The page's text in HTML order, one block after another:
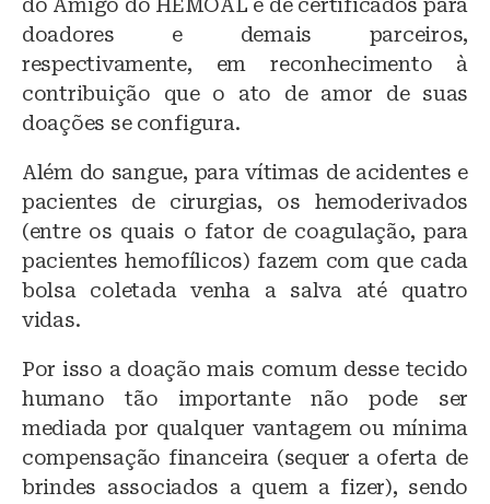
do Amigo do HEMOAL e de certificados para
doadores e demais parceiros,
respectivamente, em reconhecimento à
contribuição que o ato de amor de suas
doações se configura.
Além do sangue, para vítimas de acidentes e
pacientes de cirurgias, os hemoderivados
(entre os quais o fator de coagulação, para
pacientes hemofílicos) fazem com que cada
bolsa coletada venha a salva até quatro
vidas.
Por isso a doação mais comum desse tecido
humano tão importante não pode ser
mediada por qualquer vantagem ou mínima
compensação financeira (sequer a oferta de
brindes associados a quem a fizer), sendo